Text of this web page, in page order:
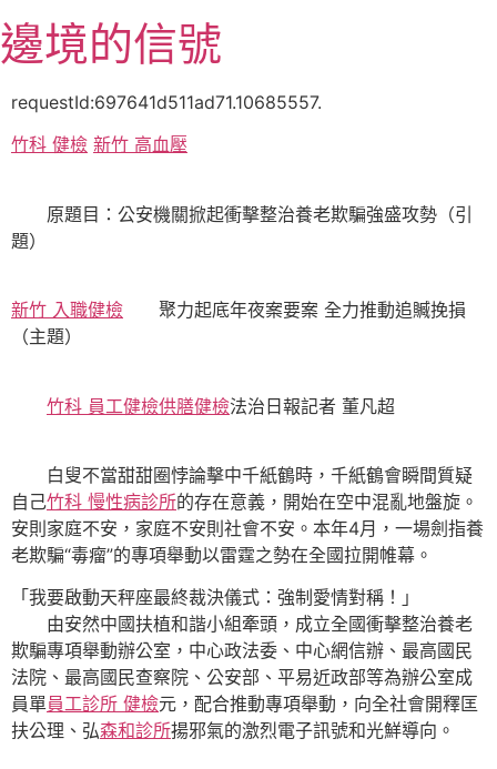
至
主
容
邊境的信號
requestId:697641d511ad71.10685557.
竹科 健檢 新竹 高血壓
原題目：公安機關掀起衝擊整治養老欺騙強盛攻勢（引
題）
新竹 入職健檢 聚力起底年夜案要案 全力推動追贓挽損
（主題）
竹科 員工健檢供膳健檢法治日報記者 董凡超
白叟不當甜甜圈悖論擊中千紙鶴時，千紙鶴會瞬間質疑
自己竹科 慢性病診所的存在意義，開始在空中混亂地盤旋。
安則家庭不安，家庭不安則社會不安。本年4月，一場劍指養
老欺騙“毒瘤”的專項舉動以雷霆之勢在全國拉開帷幕。
「我要啟動天秤座最終裁決儀式：強制愛情對稱！」
由安然中國扶植和諧小組牽頭，成立全國衝擊整治養老
欺騙專項舉動辦公室，中心政法委、中心網信辦、最高國民
法院、最高國民查察院、公安部、平易近政部等為辦公室成
員單員工診所 健檢元，配合推動專項舉動，向全社會開釋匡
扶公理、弘森和診所揚邪氣的激烈電子訊號和光鮮導向。